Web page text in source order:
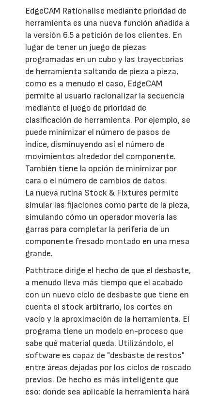
EdgeCAM Rationalise mediante prioridad de
herramienta es una nueva función añadida a
la versión 6.5 a petición de los clientes. En
lugar de tener un juego de piezas
programadas en un cubo y las trayectorias
de herramienta saltando de pieza a pieza,
como es a menudo el caso, EdgeCAM
permite al usuario racionalizar la secuencia
mediante el juego de prioridad de
clasificación de herramienta. Por ejemplo, se
puede minimizar el número de pasos de
índice, disminuyendo así el número de
movimientos alrededor del componente.
También tiene la opción de minimizar por
cara o el número de cambios de datos.
La nueva rutina Stock & Fixtures permite
simular las fijaciones como parte de la pieza,
simulando cómo un operador movería las
garras para completar la periferia de un
componente fresado montado en una mesa
grande.
Pathtrace dirige el hecho de que el desbaste,
a menudo lleva más tiempo que el acabado
con un nuevo ciclo de desbaste que tiene en
cuenta el stock arbitrario, los cortes en
vacío y la aproximación de la herramienta. El
programa tiene un modelo en-proceso que
sabe qué material queda. Utilizándolo, el
software es capaz de "desbaste de restos"
entre áreas dejadas por los ciclos de roscado
previos. De hecho es más inteligente que
eso: donde sea aplicable la herramienta hará